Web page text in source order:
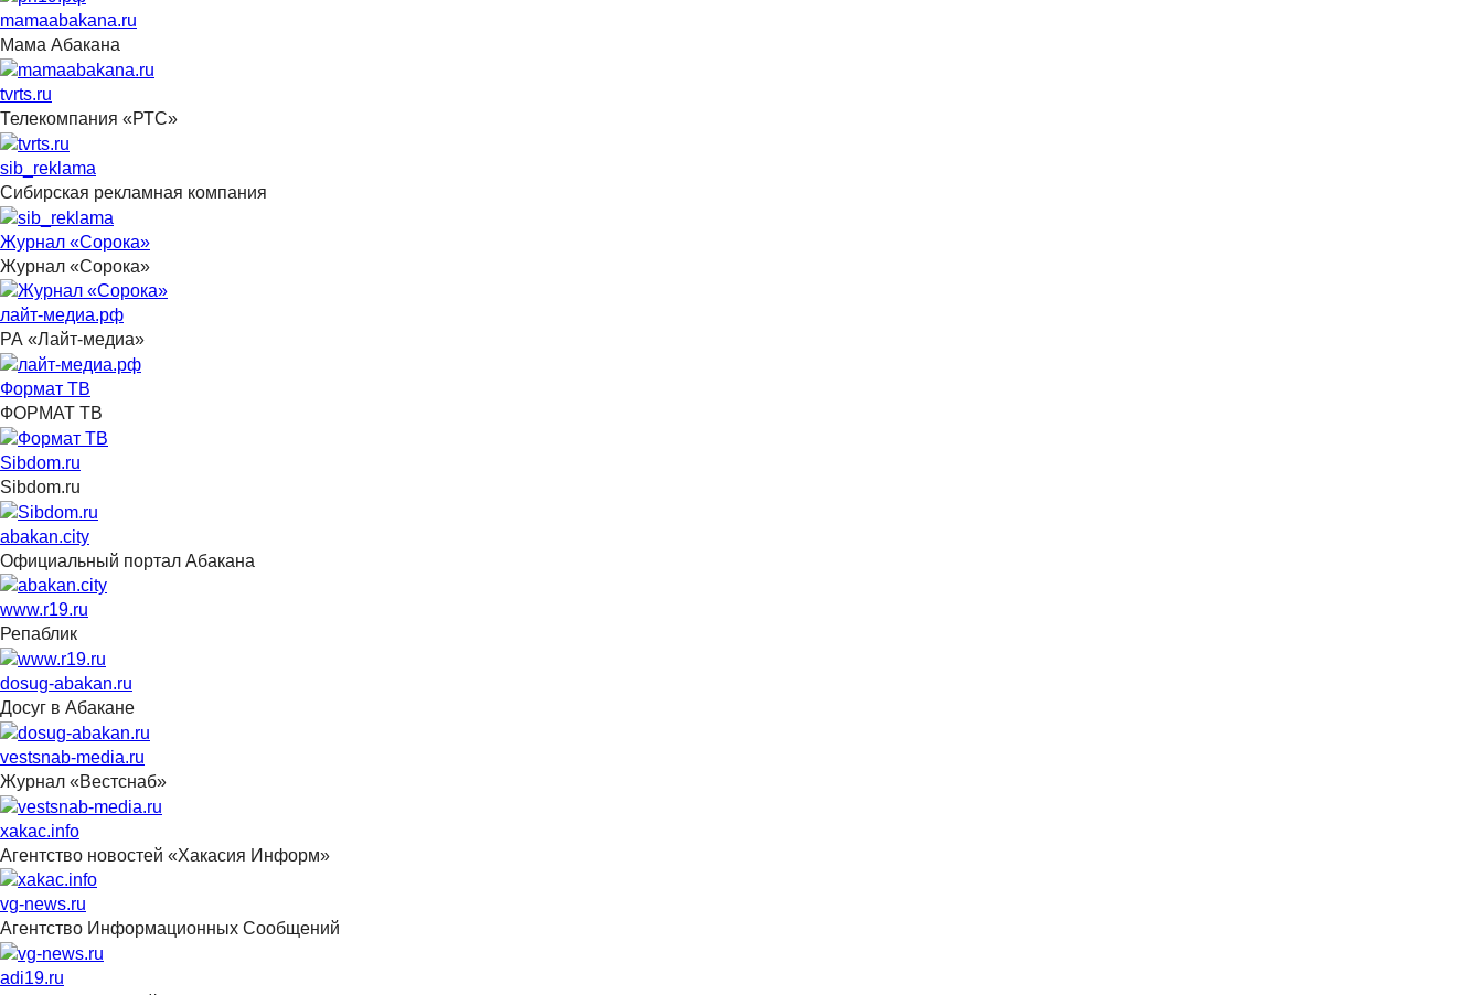
mamaabakana.ru
Мама Абакана
tvrts.ru
Телекомпания «РТС»
sib_reklama
Сибирская рекламная компания
Журнал «Сорока»
Журнал «Сорока»
лайт-медиа.рф
РА «Лайт-медиа»
Формат ТВ
ФОРМАТ ТВ
Sibdom.ru
Sibdom.ru
abakan.city
Официальный портал Абакана
www.r19.ru
Репаблик
dosug-abakan.ru
Досуг в Абакане
vestsnab-media.ru
Журнал «Вестснаб»
xakac.info
Агентство новостей «Хакасия Информ»
vg-news.ru
Агентство Информационных Сообщений
adi19.ru